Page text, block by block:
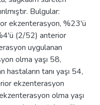
Bulgular:
ekzenterasyon, %23'ü
(2/52) anterior
uygulanan
olma yaşı 58,
tanı yaşı 54,
ekzenterasyon
olma yaşı